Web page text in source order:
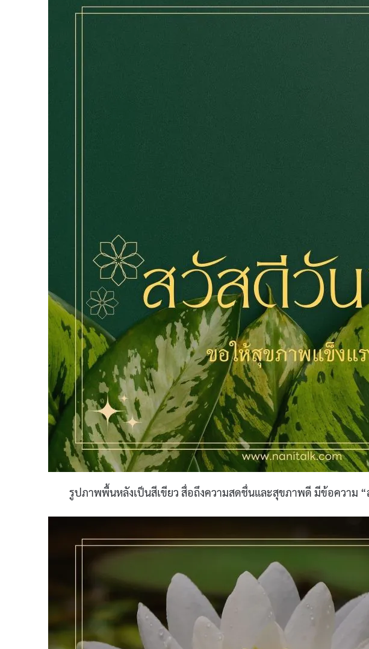
รูปภาพพื้นหลังเป็นสีเขียว สื่อถึงความสดชื่นและสุขภาพดี มีข้อความ